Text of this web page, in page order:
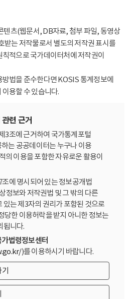
텐츠(웹문서, DB자료, 첨부 파일, 동영상
받는 저작물로서 별도의 저작권 표시를
적으로 국가데이터처에 저작권이
법을 준수한다면 KOSIS 통계정보에
용할 수 있습니다.
련 근거
3조에 근거하여 국가통계포털
는 공공데이터는 누구나 이용
의 이용을 포함한 자유로운 활용이
에 명시되어 있는 정보공개법
정보와 저작권법 및 그 밖의 다른
있는 제3자의 권리가 포함된 것으로
당한 이용허락을 받지 아니한 정보는
됩니다.
법령정보센터
)를 이용하시기 바랍니다.